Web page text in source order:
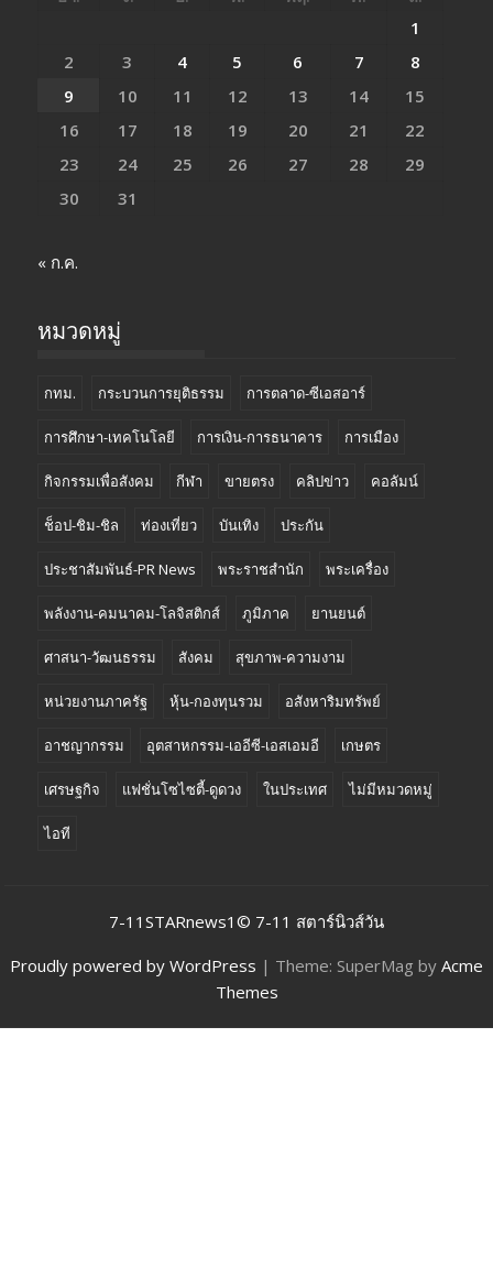
1
2
3 4 5 6 7
8
9
10 11 12 13 14
15
16
17 18 19 20 21
22
23
24 25 26 27 28
29
30
31
« ก.ค.
หมวดหมู่
กทม. กระบวนการยุติธรรม การตลาด-ซีเอสอาร์
การศึกษา-เทคโนโลยี การเงิน-การธนาคาร การเมือง
กิจกรรมเพื่อสังคม กีฬา ขายตรง คลิปข่าว คอลัมน์
ช็อป-ชิม-ชิล ท่องเที่ยว บันเทิง ประกัน
ประชาสัมพันธ์-PR News พระราชสำนัก พระเครื่อง
พลังงาน-คมนาคม-โลจิสติกส์ ภูมิภาค ยานยนต์
ศาสนา-วัฒนธรรม สังคม สุขภาพ-ความงาม
หน่วยงานภาครัฐ หุ้น-กองทุนรวม อสังหาริมทรัพย์
อาชญากรรม อุตสาหกรรม-เออีซี-เอสเอมอี เกษตร
เศรษฐกิจ แฟชั่นโซไซตี้-ดูดวง ในประเทศ ไม่มีหมวดหมู่
ไอที
7-11STARnews1© 7-11 สตาร์นิวส์วัน
Proudly powered by WordPress | Theme: SuperMag by Acme
Themes